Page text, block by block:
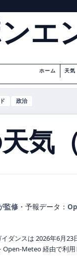
エ
ホーム 天気
政治
気
監修 ・ 予報データ：
ダンスは 2026年6月23
Meteo 経由で利用